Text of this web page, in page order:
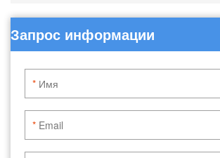
Запрос информации
*
*